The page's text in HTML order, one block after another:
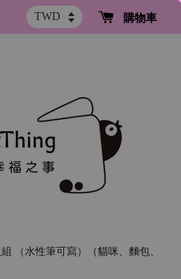
購物車
（水性筆可寫）（貓咪、麵包、